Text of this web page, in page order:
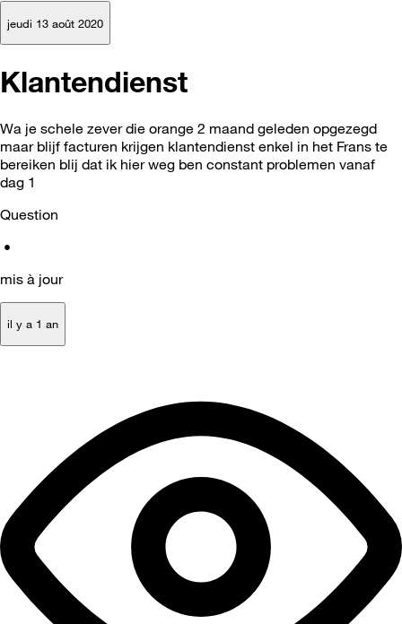
jeudi 13 août 2020
Klantendienst
Wa je schele zever die orange 2 maand geleden opgezegd
maar blijf facturen krijgen klantendienst enkel in het Frans te
bereiken blij dat ik hier weg ben constant problemen vanaf
dag 1
Question
•
mis à jour
il y a 1 an